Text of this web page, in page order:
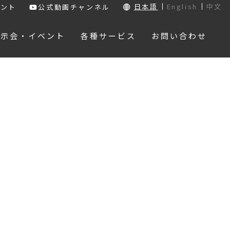
ト 公式動画チャンネル 日本語 English 中文
会・イベント 各種サービス お問い合わせ